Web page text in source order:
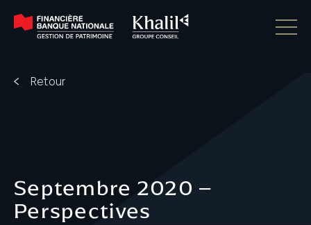
Retour
Septembre 2020 –
Perspectives